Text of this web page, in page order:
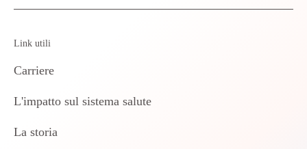
Link utili
Carriere
L'impatto sul sistema salute
La storia